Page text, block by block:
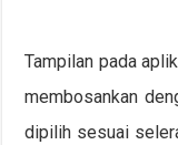
Tampilan pada
membosankan
dipilih sesuai